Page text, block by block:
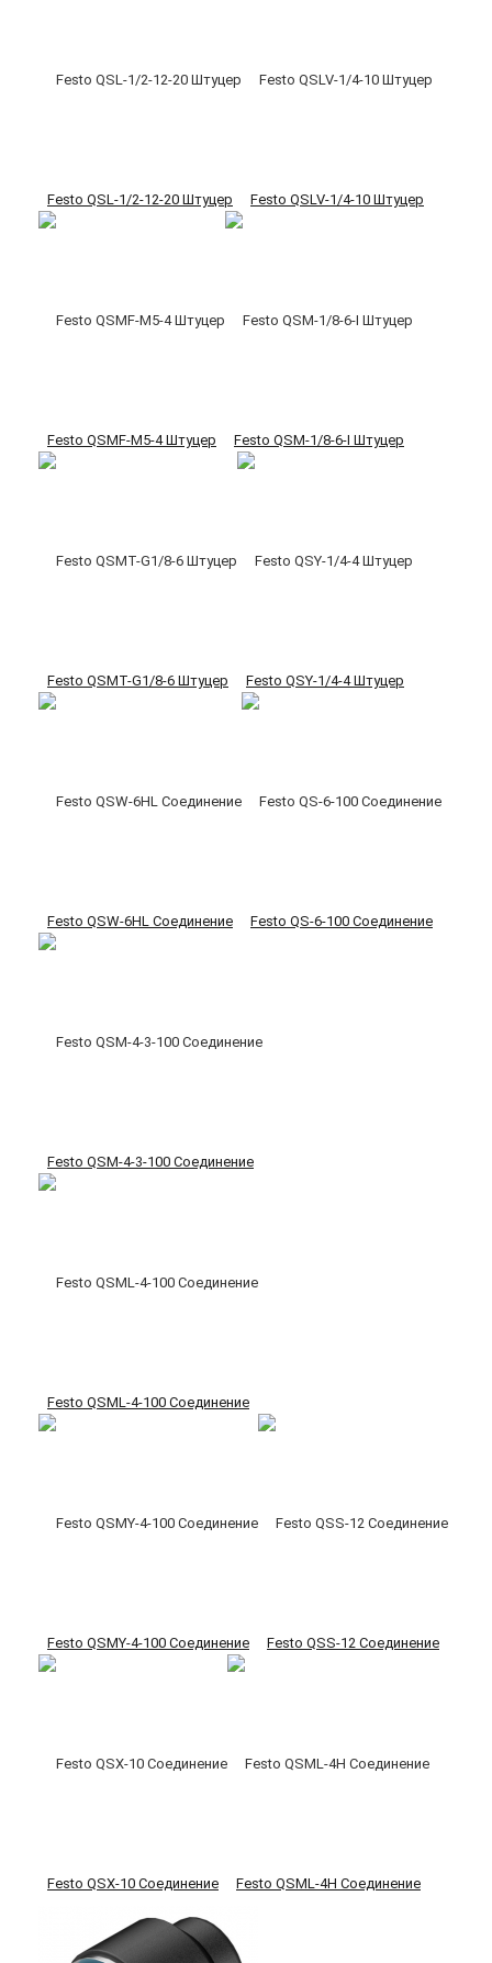
Festo QSL-1/2-12-20 Штуцер Festo QSLV-1/4-10 Штуцер
Festo QSMF-M5-4 Штуцер Festo QSM-1/8-6-I Штуцер
Festo QSMT-G1/8-6 Штуцер Festo QSY-1/4-4 Штуцер
Festo QSW-6HL Соединение Festo QS-6-100 Соединение
Festo QSM-4-3-100 Соединение
Festo QSML-4-100 Соединение
Festo QSMY-4-100 Соединение Festo QSS-12 Соединение
Festo QSX-10 Соединение Festo QSML-4H Соединение